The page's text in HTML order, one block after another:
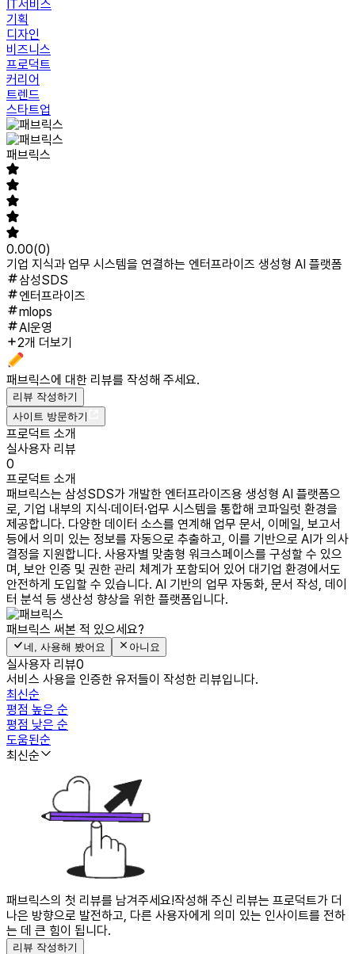
IT서비스
기획
디자인
비즈니스
프로덕트
커리어
트렌드
스타트업
패브릭스
0.00(0)
기업 지식과 업무 시스템을 연결하는 엔터프라이즈 생성형 AI 플랫폼
삼성SDS
엔터프라이즈
mlops
AI운영
2개 더보기
패브릭스에 대한 리뷰를 작성해 주세요.
리뷰 작성하기
사이트 방문하기
프로덕트 소개
실사용자 리뷰
0
프로덕트 소개
패브릭스는 삼성SDS가 개발한 엔터프라이즈용 생성형 AI 플랫폼으
로, 기업 내부의 지식·데이터·업무 시스템을 통합해 코파일럿 환경을
제공합니다. 다양한 데이터 소스를 연계해 업무 문서, 이메일, 보고서
등에서 의미 있는 정보를 자동으로 추출하고, 이를 기반으로 AI가 의사
결정을 지원합니다. 사용자별 맞춤형 워크스페이스를 구성할 수 있으
며, 보안 인증 및 권한 관리 체계가 포함되어 있어 대기업 환경에서도
안전하게 도입할 수 있습니다. AI 기반의 업무 자동화, 문서 작성, 데이
터 분석 등 생산성 향상을 위한 플랫폼입니다.
패브릭스 써본 적 있으세요?
네, 사용해 봤어요 아니요
실사용자 리뷰0
서비스 사용을 인증한 유저들이 작성한 리뷰입니다.
최신순
평점 높은 순
평점 낮은 순
도움된순
최신순
패브릭스의 첫 리뷰를 남겨주세요!작성해 주신 리뷰는 프로덕트가 더
나은 방향으로 발전하고, 다른 사용자에게 의미 있는 인사이트를 전하
는 데 큰 힘이 됩니다.
리뷰 작성하기